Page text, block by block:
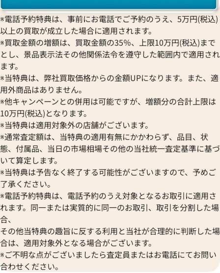
2026年6月17日時点 2025年5月17日時
ティファニー インフィニティ ブレスレッ
ト
参考買取価格
21,000円
2025年9月17日時点
ティファニー イ
参考買取価格
20,000円
※電話予約特典は、事前にお電話でご予約のうえ、5万円(税込)
以上の買取が成立した場合に適用されます。
※買取金額の増額は、買取金額の35％、上限10万円(税込)まで
とし、景品表示法その他関係法令を遵守した範囲内で適用され
ます。
※当特典は、弊社買取価格からの金額UPになります。また、適
用外商品はありません。
※他キャンペーンとの併用は可能ですが、増額分の合計上限は
10万円(税込)となります。
※当特典は適用対象外の店舗がございます。
※通常査定額は、当特典の適用有無にかかわらず、品目、状
態、付属品、当日の市場相場その他の当社統一査定基準に基づ
いて算定します。
※当特典は予告なく終了する可能性がございますので、予めご
了承ください。
※電話予約特典は、電話予約のうえ対象となるお取引に適用さ
れます。同一または実質的に同一のお取引、取引を分割した場
合、
その他当特典の趣旨に反する利用と当社が合理的に判断した場
合は、適用対象外となる場合がございます。
※ご不明な点がございましたら査定員またはお電話にてお問い
合わせください。